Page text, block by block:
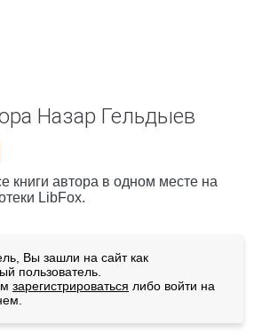
Назар Гельдыев
книги автора в одном месте на
LibFox.
Вы зашли на сайт как
пользователь.
зарегистрироваться либо войти на